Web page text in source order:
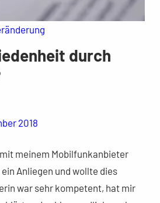
durch
2018
meinem Mobilfunkanbieter
Anliegen und wollte dies
war sehr kompetent, hat mir